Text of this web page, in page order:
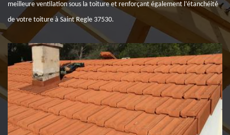
meilleure ventilation sous la toiture et renforçant également l’étanchéité
de votre toiture à Saint Regle 37530.